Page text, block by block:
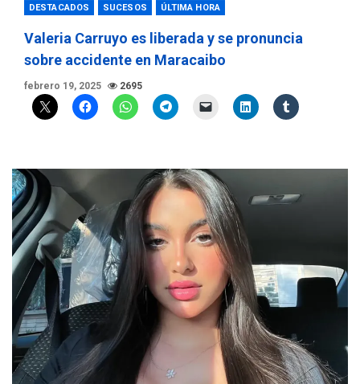
DESTACADOS SUCESOS ÚLTIMA HORA
Valeria Carruyo es liberada y se pronuncia
sobre accidente en Maracaibo
febrero 19, 2025 2695